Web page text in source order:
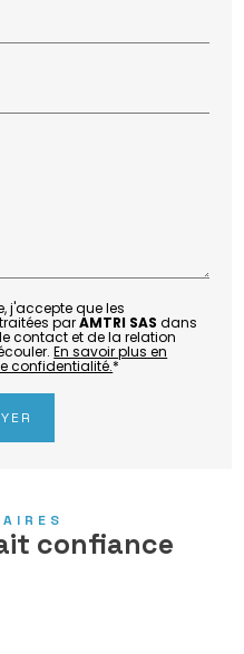
j'accepte que les
parAMTRI SAS dans
contact et de la relation
En savoir plus en
confidentialité.*
confiance